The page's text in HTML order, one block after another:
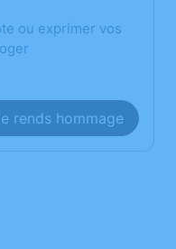
ou exprimer vos
rends hommage